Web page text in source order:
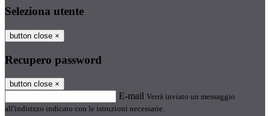
Seleziona utente
button close ×
Recupero password
button close ×
E-mail Verrà inviato un messaggio
all'indirizzo indicato con le istruzioni necessarie.